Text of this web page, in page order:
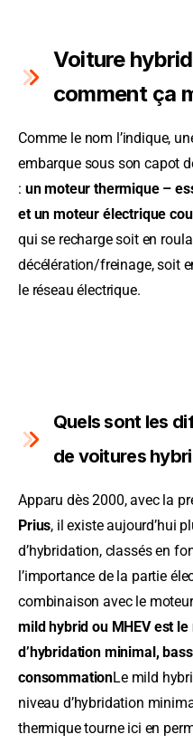
Voiture
comment ça
Comme le nom l’indique,
embarque sous son capot
: un moteur thermique –
et un moteur électrique
qui se recharge soit en
décélération/freinage, soit
le réseau électrique.
Quels sont les
de voitures
Apparu dès 2000, avec la
Prius, il existe aujourd’hui
d’hybridation, classés en
l’importance de la partie
combinaison avec le
mild hybrid ou MHEV est le
d’hybridation minimal,
consommationLe mild
niveau d’hybridation
thermique tourne ici en